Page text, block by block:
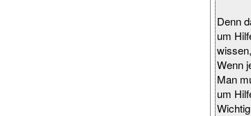
Denn
um
Wenn
Man
um